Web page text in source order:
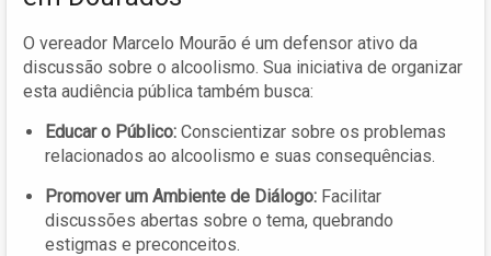
O vereador Marcelo Mourão é um defensor ativo da
discussão sobre o alcoolismo. Sua iniciativa de organizar
esta audiência pública também busca:
Educar o Público: Conscientizar sobre os problemas
relacionados ao alcoolismo e suas consequências.
Promover um Ambiente de Diálogo: Facilitar
discussões abertas sobre o tema, quebrando
estigmas e preconceitos.